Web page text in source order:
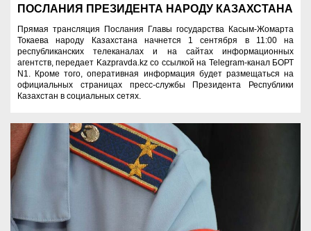
ПОСЛАНИЯ ПРЕЗИДЕНТА НАРОДУ КАЗАХСТАНА
Прямая трансляция Послания Главы государства Касым-Жомарта
Токаева народу Казахстана начнется 1 сентября в 11:00 на
республиканских телеканалах и на сайтах информационных
агентств, передает Kazpravda.kz со ссылкой на Telegram-канал БОРТ
N1. Кроме того, оперативная информация будет размещаться на
официальных страницах пресс-службы Президента Республики
Казахстан в социальных сетях.